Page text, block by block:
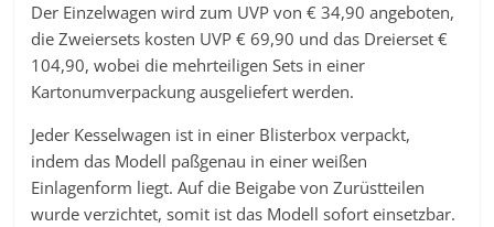
Der Einzelwagen wird zum UVP von € 34,90 angeboten,
die Zweiersets kosten UVP € 69,90 und das Dreierset €
104,90, wobei die mehrteiligen Sets in einer
Kartonumverpackung ausgeliefert werden.
Jeder Kesselwagen ist in einer Blisterbox verpackt,
indem das Modell paßgenau in einer weißen
Einlagenform liegt. Auf die Beigabe von Zurüstteilen
wurde verzichtet, somit ist das Modell sofort einsetzbar.